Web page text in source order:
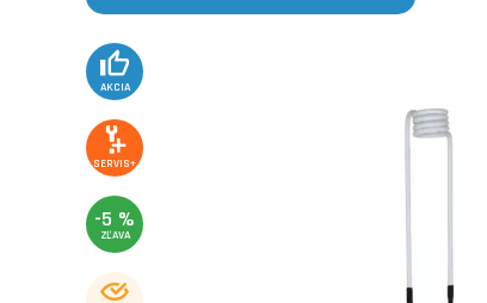
AKCIA
SERVIS+
-5 %
ZĽAVA